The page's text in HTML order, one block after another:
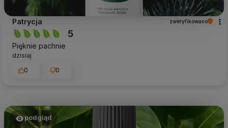
Patrycja zweryfikowano
5
Pięknie pachnie
dzisiaj
0
0
podgląd